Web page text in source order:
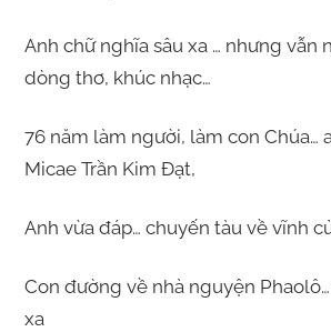
Anh chữ nghĩa sâu xa … nhưng vẫn
dòng thơ, khúc nhạc…
76 năm làm người, làm con Chúa…
Micae Trần Kim Đạt,
Anh vừa đáp… chuyến tàu về vĩnh
Con đường về nhà nguyện
xa